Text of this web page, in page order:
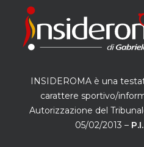
INSIDEROMA è una
carattere sportivo/
Autorizzazione del
05/02/2013 –